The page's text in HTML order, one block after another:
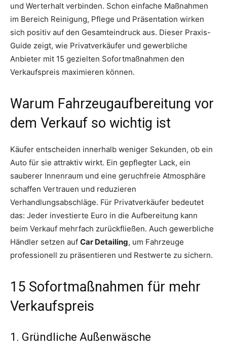
und Werterhalt verbinden. Schon einfache Maßnahmen
im Bereich Reinigung, Pflege und Präsentation wirken
sich positiv auf den Gesamteindruck aus. Dieser Praxis-
Guide zeigt, wie Privatverkäufer und gewerbliche
Anbieter mit 15 gezielten Sofortmaßnahmen den
Verkaufspreis maximieren können.
Warum Fahrzeugaufbereitung vor
dem Verkauf so wichtig ist
Käufer entscheiden innerhalb weniger Sekunden, ob ein
Auto für sie attraktiv wirkt. Ein gepflegter Lack, ein
sauberer Innenraum und eine geruchfreie Atmosphäre
schaffen Vertrauen und reduzieren
Verhandlungsabschläge. Für Privatverkäufer bedeutet
das: Jeder investierte Euro in die Aufbereitung kann
beim Verkauf mehrfach zurückfließen. Auch gewerbliche
Händler setzen auf Car Detailing, um Fahrzeuge
professionell zu präsentieren und Restwerte zu sichern.
15 Sofortmaßnahmen für mehr
Verkaufspreis
1. Gründliche Außenwäsche